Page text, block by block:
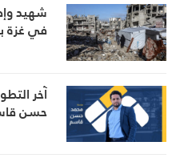
شهيد
في غزة
آخر
حسن